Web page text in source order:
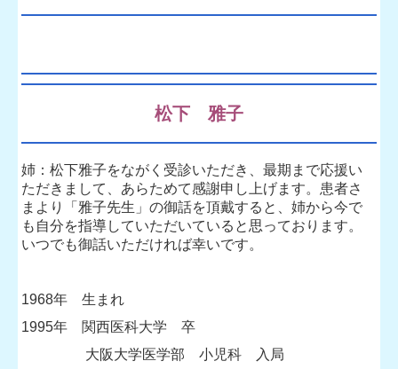
松下 雅子
姉：松下雅子をながく受診いただき、最期まで応援い
ただきまして、あらためて感謝申し上げます。 患者さ
まより「雅子先生」の御話を頂戴すると、姉から今で
も自分を指導していただいていると思っております。
いつでも御話いただければ幸いです。
1968年 生まれ
1995年 関西医科大学 卒
大阪大学医学部 小児科 入局